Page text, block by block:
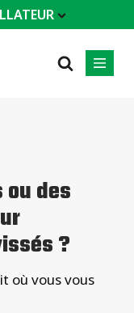
des
?
où vous vous